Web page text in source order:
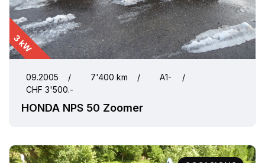
3 kW
09.2005 / 7'400 km / A1-
/
CHF 3'500.-
HONDA NPS 50 Zoomer